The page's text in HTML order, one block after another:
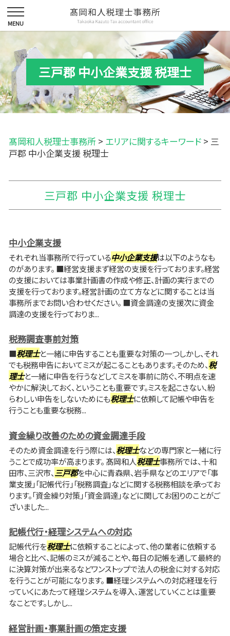
三戸郡 中小企業支援 税理士
髙岡和人税理士事務所 > エリアに関するキーワード > 三
戸郡 中小企業支援 税理士
三戸郡 中小企業支援 税理士
中小企業支援
それぞれ当事務所で行っている中小企業支援は以下のようなも
のがあります。 ■経営支援まず経営の支援を行っております。経営
の支援においては事業計画書の作成や修正、計画の実行までの
支援を行っております。経営計画の立て方などに関することは当
事務所までお問い合わせください。 ■資金調達の支援次に資金
調達の支援を行っておりま...
税務調査事前対策
■税理士と一緒に申告することも重要な対策の一つしかし、それ
でも税務申告においてミスが起こることもあります。そのため、税
理士と一緒に申告を行うなどしてミスを事前に防ぐ、不明点を速
やかに解決しておく、ということも重要です。ミスを起こさない、紛
らわしい申告をしないためにも税理士に依頼して記帳や申告を
行うことも重要な税務...
資金繰り改善のための資金調達手段
そのため資金調達を行う際には、税理士などの専門家と一緒に行
うことで成功率が高まります。 髙岡和人税理士事務所では、十和
田市、三沢市、三戸郡を中心に青森県、岩手県などのエリアで「事
業支援」「記帳代行」「税務調査」などに関する税務相談を承ってお
ります。「資金繰り対策」「資金調達」などに関してお困りのことがご
ざいました...
記帳代行・経理システムへの対応
記帳代行を税理士に依頼することによって、他の業者に依頼する
場合と比べ、記帳のミスが減ることや、毎日の記帳を通して最終的
に決算対策が出来るなどワンストップで法人の税金に対する対応
を行うことが可能になります。 ■経理システムへの対応経理を行
っていくにあたって経理システムを導入、運営していくことは重要
なことです。しかし...
経営計画・事業計画の策定支援